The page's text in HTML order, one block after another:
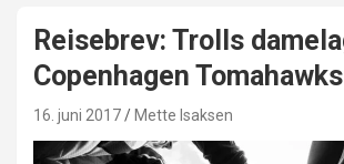
Reisebrev: Trolls
Copenhagen Tomahawks
16. juni 2017 Mette Isaksen